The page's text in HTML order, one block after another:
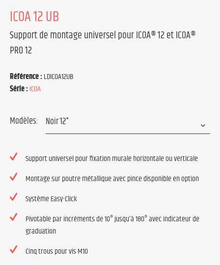
ICOA 12 UB
Support de montage universel pour ICOA® 12 et ICOA®
PRO 12
Référence :LDICOA12UB
Série :ICOA
Modèles:
Support universel pour fixation murale horizontale ou verticale
Montage sur poutre métallique avec pince disponible en option
Système Easy-Click
Pivotable par incréments de 10° jusqu’à 180° avec indicateur de
graduation
Cinq trous pour vis M10